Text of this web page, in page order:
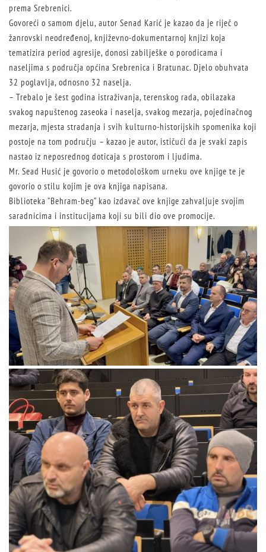
prema Srebrenici.
Govoreći o samom djelu, autor Senad Karić je kazao da je riječ o
žanrovski neodređenoj, književno-dokumentarnoj knjizi koja
tematizira period agresije, donosi zabilješke o porodicama i
naseljima s područja općina Srebrenica i Bratunac. Djelo obuhvata
32 poglavlja, odnosno 32 naselja.
– Trebalo je šest godina istraživanja, terenskog rada, obilazaka
svakog napuštenog zaseoka i naselja, svakog mezarja, pojedinačnog
mezarja, mjesta stradanja i svih kulturno-historijskih spomenika koji
postoje na tom području – kazao je autor, ističući da je svaki zapis
nastao iz neposrednog doticaja s prostorom i ljudima.
Mr. Sead Husić je govorio o metodološkom urneku ove knjige te je
govorio o stilu kojim je ova knjiga napisana.
Biblioteka ”Behram-beg” kao izdavač ove knjige zahvaljuje svojim
saradnicima i institucijama koji su bili dio ove promocije.